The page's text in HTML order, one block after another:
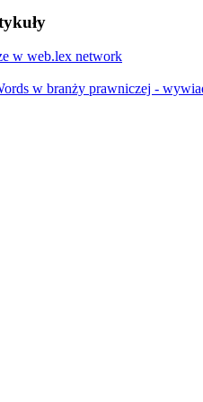
w web.lex network
w branży prawniczej -